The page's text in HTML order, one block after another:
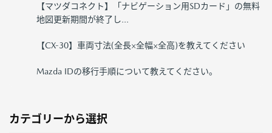
【マツダコネクト】「ナビゲーション用SDカード」の無料
地図更新期間が終了し...
【CX-30】車両寸法(全長×全幅×全高)を教えてください
Mazda IDの移行手順について教えてください。
カテゴリーから選択